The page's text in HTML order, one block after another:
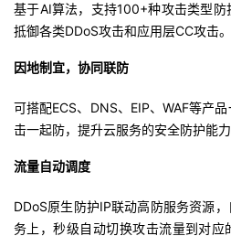
基于AI算法，支持100+种攻击类型
抵御各类DDoS攻击和应用层CC攻击。
因地制宜，协同联防
可搭配ECS、DNS、EIP、WAF等产
击一起防，提升云服务的安全防护能力
流量自动调度
DDoS原生防护IP联动高防服务资源
务上，秒级自动切换攻击流量到对